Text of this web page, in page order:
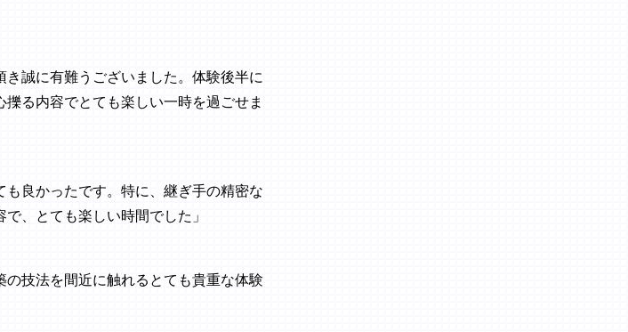
き誠に有難うございました。体験後半に
る内容でとても楽しい一時を過ごせま
も良かったです。特に、継ぎ手の精密な
、とても楽しい時間でした」
技法を間近に触れるとても貴重な体験